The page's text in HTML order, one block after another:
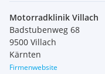
Motorradklinik Villach
Badstubenweg 68
9500 Villach
Kärnten
Firmenwebsite